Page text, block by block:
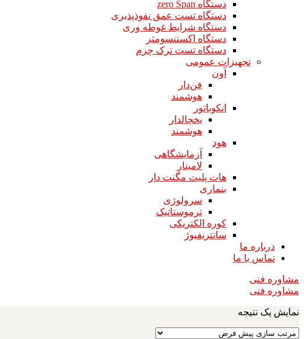
دستگاه zero Span
دستگاه تست عمق نفوذپذیری
دستگاه شرایط غوطه وری
دستگاه اکستنسومتر
دستگاه تست ترک چرم
تجهیزات عمومی
آون
فن‌دار
هوشمند
انکوباتور
یخچالدار
هوشمند
هود
آزمایشگاهی
لامینار​​​​​​​
هات پلیت مگنت دار​​​​​​​
بنماری
سرولوژی
ترموستاتیک
کوره الکتریکی
سانتریفیوژ
درباره ما
تماس با ما
مشاوره فنی
مشاوره فنی
نمایش یک نتیجه